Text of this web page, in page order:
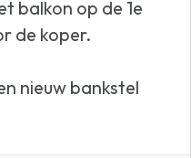
balkon op de 1e
de koper.
nieuw bankstel